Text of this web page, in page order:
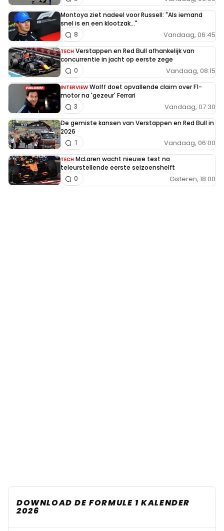
Montoya ziet nadeel voor Russell: "Als iemand
snel is en een klootzak..."
Vandaag, 06:45
8
TECH Verstappen en Red Bull afhankelijk van
concurrentie in jacht op eerste zege
Vandaag, 08:15
0
INTERVIEW Wolff doet opvallende claim over F1-
motor na 'gezeur' Ferrari
Vandaag, 07:30
3
De gemiste kansen van Verstappen en Red Bull in
2026
Vandaag, 06:00
1
TECH McLaren wacht nieuwe test na
teleurstellende eerste seizoenshelft
Gisteren, 18:00
0
DOWNLOAD DE FORMULE 1 KALENDER
2026